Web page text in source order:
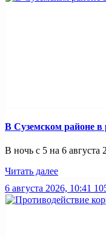
В Суземском районе в
В ночь с 5 на 6 августа
Читать далее
6 августа 2026, 10:41